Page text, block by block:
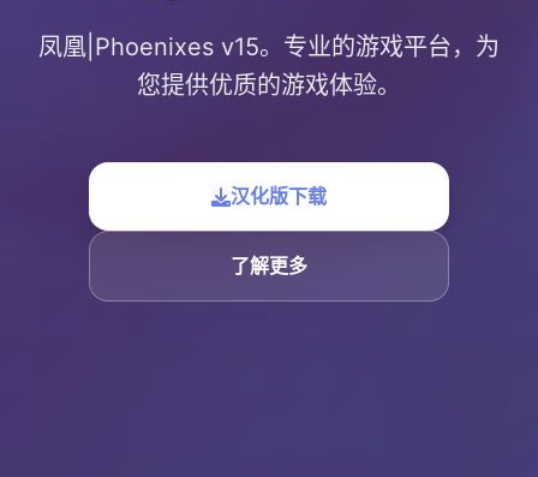
凤凰|Phoenixes v15。专业的游戏平台，为
您提供优质的游戏体验。
汉化版下载
了解更多